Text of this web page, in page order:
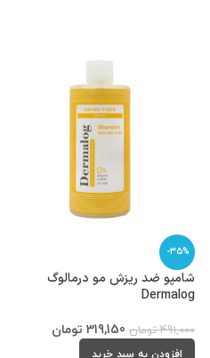
-35%
شامپو ضد ریزش مو درمالوگ
Dermalog
491,000 تومان 319,150 تومان
افزودن به سبد خرید